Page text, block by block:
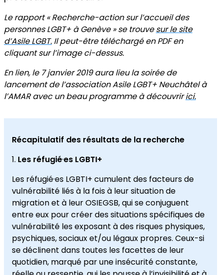
Le rapport « Recherche-action sur l’accueil des
personnes LGBT+ à Genève » se trouvesur le site
d’Asile LGBT. Il peut-être téléchargé en PDF en
cliquant sur l’image ci-dessus.
En lien, le 7 janvier 2019 aura lieu la soirée de
lancement de l’association Asile LGBT+ Neuchâtel à
l’AMAR avec un beau programme à découvririci.
Récapitulatif des résultats de la recherche
Les réfugié·es LGBTI+
Les réfugié·es LGBTI+ cumulent des facteurs de
vulnérabilité liés à la fois à leur situation de
migration et à leur OSIEGSB, qui se conjuguent
entre eux pour créer des situations spécifiques de
vulnérabilité les exposant à des risques physiques,
psychiques, sociaux et/ou légaux propres. Ceux-si
se déclinent dans toutes les facettes de leur
quotidien, marqué par une insécurité constante,